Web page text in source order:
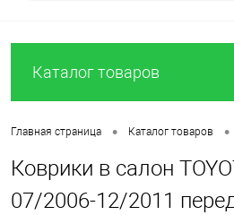
Каталог товаров
Главная страница • Каталог товаров •
Коврики в салон
07/2006-12/2011